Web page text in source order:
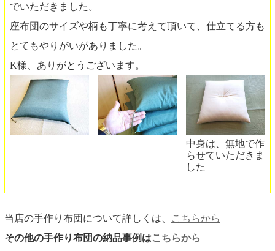
でいただきました。
座布団のサイズや柄も丁寧に考えて頂いて、仕立てる方も
とてもやりがいがありました。
K様、ありがとうございます。
中身は、無地で作
らせていただきま
した
当店の手作り布団について詳しくは、
こちらから
その他の手作り布団の納品事例はこちらから